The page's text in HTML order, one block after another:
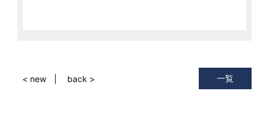
一覧
< new back >